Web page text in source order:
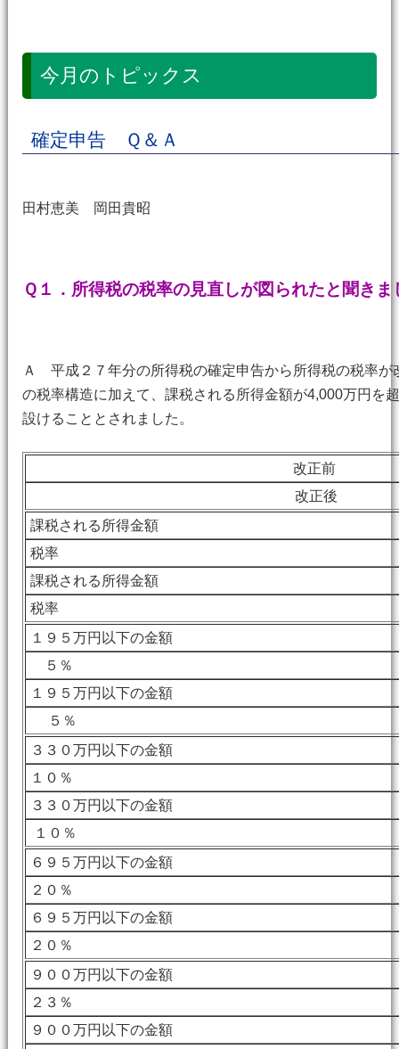
今月のトピックス
確定申告 Ｑ＆Ａ
田村恵美 岡田貴昭
Ｑ１．所得税の税率の見直しが図られたと聞きま
Ａ 平成２７年分の所得税の確定申告から所得税の税率が
の税率構造に加えて、課税される所得金額が4,000万円を
設けることとされました。
改正前
改正後
課税される所得金額
税率
課税される所得金額
税率
１９５万円以下の金額
５％
１９５万円以下の金額
５％
３３０万円以下の金額
１０％
３３０万円以下の金額
１０％
６９５万円以下の金額
２０％
６９５万円以下の金額
２０％
９００万円以下の金額
２３％
９００万円以下の金額